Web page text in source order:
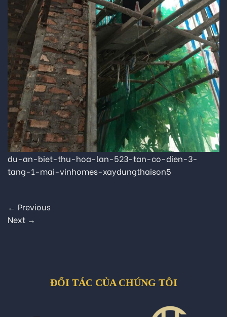
du-an-biet-thu-hoa-lan-523-tan-co-dien-3-
tang-1-mai-vinhomes-xaydungthaison5
← Previous
Next →
ĐỐI TÁC CỦA CHÚNG TÔI